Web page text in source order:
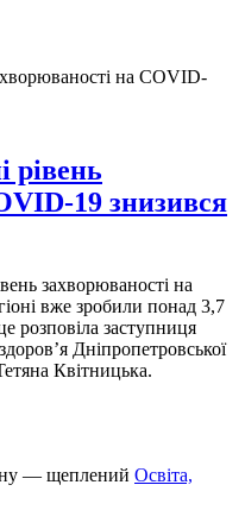
рівень
19 знизився
захворюваності на
вже зробили понад 3,7
розповіла заступниця
Дніпропетровської
Квітницька.
Освіта,